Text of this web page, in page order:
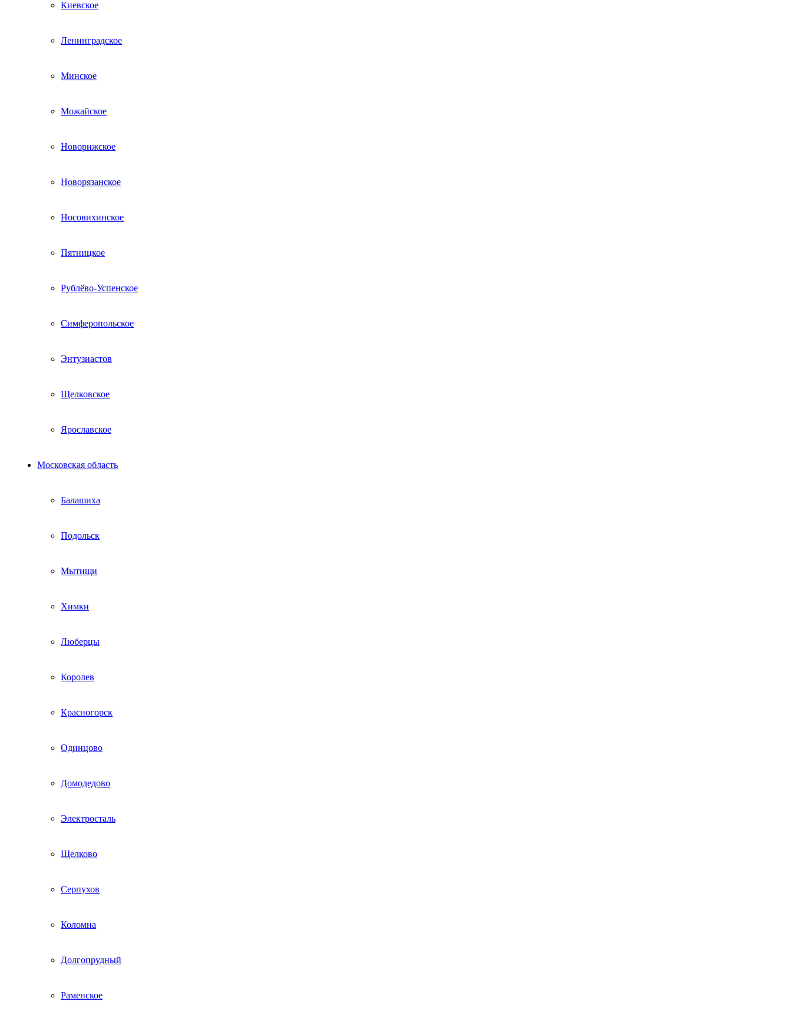
Киевское
Ленинградское
Минское
Можайское
Новорижское
Новорязанское
Носовихинское
Пятницкое
Рублёво-Успенское
Симферопольское
Энтузиастов
Щелковское
Ярославское
Московская область
Балашиха
Подольск
Мытищи
Химки
Люберцы
Королев
Красногорск
Одинцово
Домодедово
Электросталь
Щелково
Серпухов
Коломна
Долгопрудный
Раменское